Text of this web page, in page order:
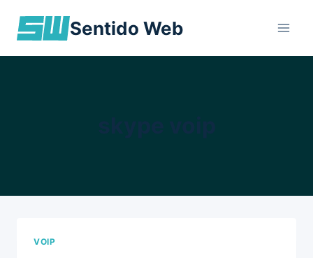
Sentido Web
VOIP